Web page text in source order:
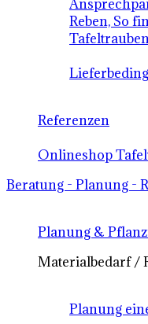
Reben, So
Referenzen
Onlineshop
Beratung - Planung -
Planung &
Materialbedarf /
Planung